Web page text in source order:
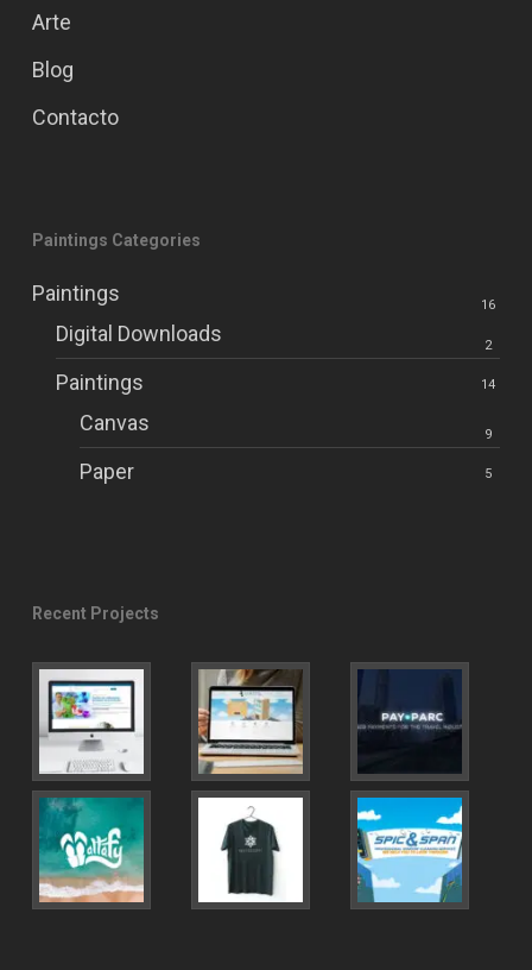
Arte
Blog
Contacto
Paintings Categories
Paintings 16
Digital Downloads 2
Paintings 14
Canvas 9
Paper 5
Recent Projects